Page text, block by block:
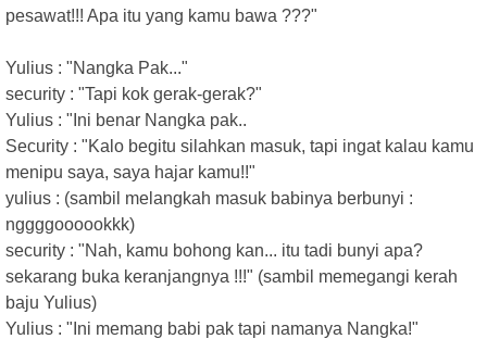
pesawat!!! Apa itu yang kamu bawa ???"
Yulius : "Nangka Pak..."
security : "Tapi kok gerak-gerak?"
Yulius : "Ini benar Nangka pak..
Security : "Kalo begitu silahkan masuk, tapi ingat kalau kamu
menipu saya, saya hajar kamu!!"
yulius : (sambil melangkah masuk babinya berbunyi :
nggggoooookkk)
security : "Nah, kamu bohong kan... itu tadi bunyi apa?
sekarang buka keranjangnya !!!" (sambil memegangi kerah
baju Yulius)
Yulius : "Ini memang babi pak tapi namanya Nangka!"